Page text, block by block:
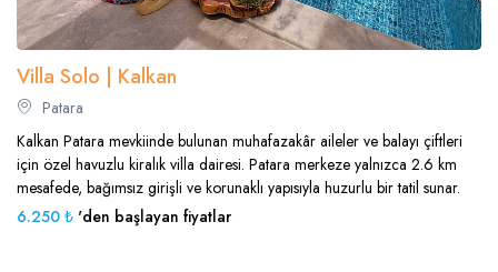
Villa Solo | Kalkan
Patara
Kalkan Patara mevkiinde bulunan muhafazakâr aileler ve balayı çiftleri
için özel havuzlu kiralık villa dairesi. Patara merkeze yalnızca 2.6 km
mesafede, bağımsız girişli ve korunaklı yapısıyla huzurlu bir tatil sunar.
6.250 ₺ 'den başlayan fiyatlar